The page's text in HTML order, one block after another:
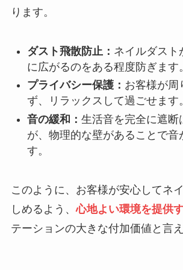
ります。
ダスト飛散防止： ネイルダスト
に広がるのをある程度防ぎます。
プライバシー保護： お客様が周
ず、リラックスして過ごせます。
音の緩和： 生活音を完全に遮断
が、物理的な壁があることで音
す。
このように、お客様が安心してネ
しめるよう、心地よい環境を提供
テーションの大きな付加価値と言